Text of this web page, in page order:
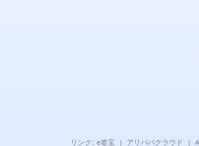
リンク: e签宝 アリババクラウド